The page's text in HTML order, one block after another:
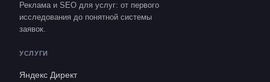
Реклама и SEO для услуг: от первого
исследования до понятной системы
заявок.
УСЛУГИ
Яндекс Директ